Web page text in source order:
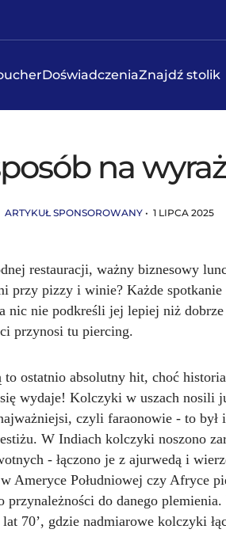
DoświadczeniaZnajdź stolik
na
ARTYKUŁ SPONSOROWANY • 1 LIPCA 2025
restauracji, ważny biznesowy
przy pizzy i winie? Każde spotkanie
nic nie podkreśli jej lepiej niż
przynosi tu piercing.
to ostatnio absolutny hit, choć
wydaje! Kolczyki w uszach nosili
czyli faraonowie - to był
W Indiach kolczyki noszono
- łączono je z ajurwedą i
Ameryce Południowej czy Afryce
przynależności do danego
70’, gdzie nadmiarowe kolczyki